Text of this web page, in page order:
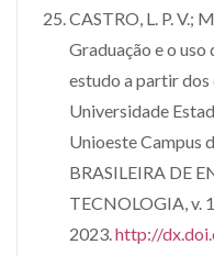
CASTRO, L. P. V.;
Graduação e o
estudo a partir dos
Universidade
Unioeste Campus
BRASILEIRA DE
TECNOLOGIA, v.
2023.http://